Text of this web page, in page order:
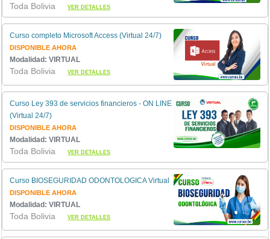
Toda BoliviaVER DETALLES
Curso completo Microsoft Access (Virtual 24/7)
DISPONIBLE AHORA
Modalidad: VIRTUAL
Toda BoliviaVER DETALLES
Curso Ley 393 de servicios financieros - ON LINE
(Virtual 24/7)
DISPONIBLE AHORA
Modalidad: VIRTUAL
Toda BoliviaVER DETALLES
Curso BIOSEGURIDAD ODONTOLOGICA Virtual
DISPONIBLE AHORA
Modalidad: VIRTUAL
Toda BoliviaVER DETALLES